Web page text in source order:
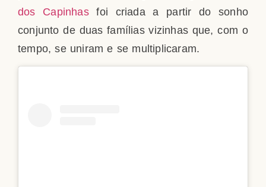
dos Capinhasfoi criada a partir do sonho
conjunto de duas famílias vizinhas que, com o
tempo, se uniram e se multiplicaram.